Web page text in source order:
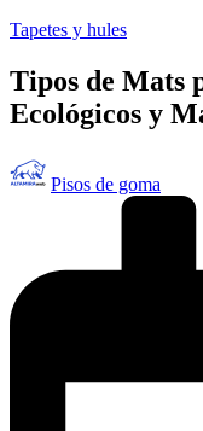
Publicado
Tapetes y hules
Tipos de Mats
Ecológicos y
Publicado
por
Pisos de goma